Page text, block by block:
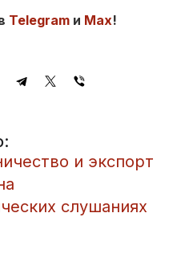
Telegram и Max!
и экспорт
слушаниях